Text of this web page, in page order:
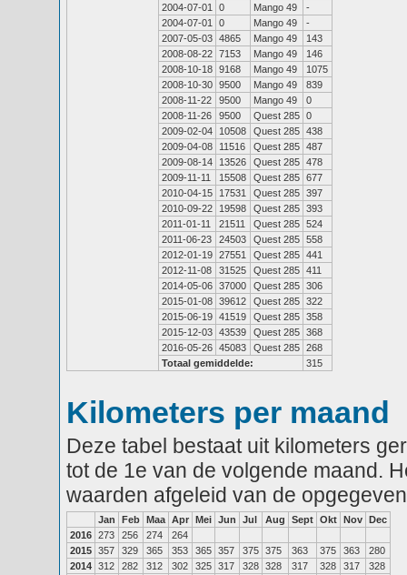
2004-07-01
0 Mango 49
-
2004-07-01
0 Mango 49
-
2007-05-03 4865 Mango 49
143
2008-08-22 7153 Mango 49
146
2008-10-18 9168 Mango 49
1075
2008-10-30 9500 Mango 49
839
2008-11-22
9500 Mango 49
0
2008-11-26
9500 Quest 285 0
2009-02-04
10508 Quest 285 438
2009-04-08
11516 Quest 285 487
2009-08-14
13526 Quest 285 478
2009-11-11
15508 Quest 285 677
2010-04-15
17531 Quest 285 397
2010-09-22
19598 Quest 285 393
2011-01-11
21511 Quest 285 524
2011-06-23
24503 Quest 285 558
2012-01-19 27551 Quest 285 441
2012-11-08
31525 Quest 285 411
2014-05-06 37000 Quest 285 306
2015-01-08 39612 Quest 285 322
2015-06-19 41519 Quest 285 358
2015-12-03 43539 Quest 285 368
2016-05-26 45083 Quest 285 268
Totaal gemiddelde:
315
Kilometers per maand
Deze tabel bestaat uit kilometers
tot de 1e van de volgende maand.
waarden afgeleid van de
Jan Feb Maa Apr Mei Jun Jul Aug Sept Okt Nov Dec
2016 273 256 274
264
2015 357 329 365 353 365 357 375 375 363 375 363
280
2014 312 282 312 302 325 317 328 328 317 328 317
328